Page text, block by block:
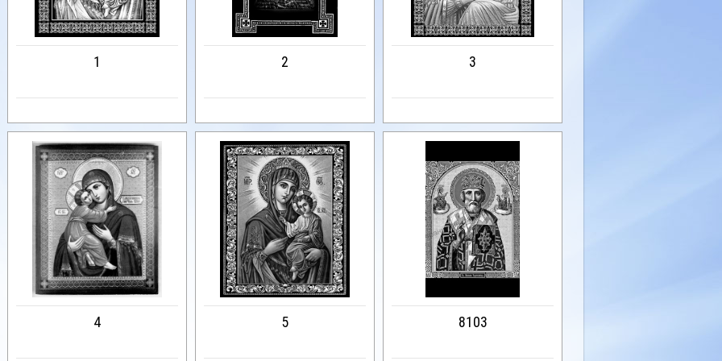
1 2 3
4 5 8103